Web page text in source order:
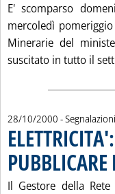
E' scomparso
mercoledì
Minerarie del
suscitato in tutto il
28/10/2000 -
Il Gestore della